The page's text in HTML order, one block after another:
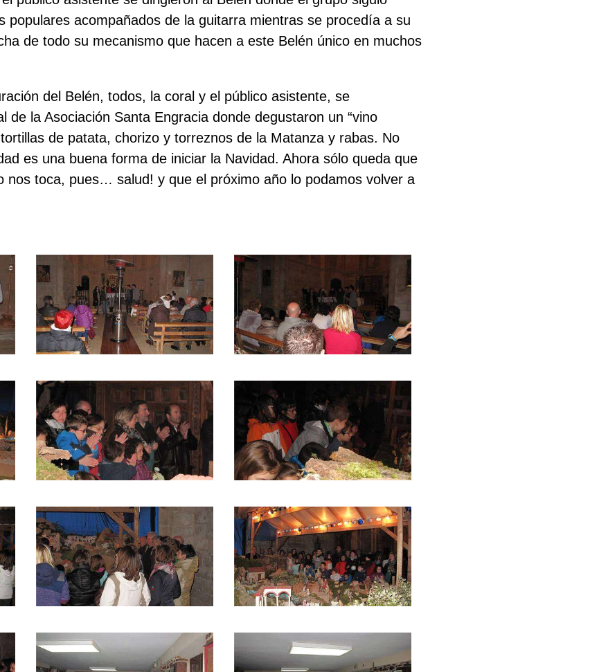
populares acompañados de la guitarra mientras se procedía a su
de todo su mecanismo que hacen a este Belén único en muchos
del Belén, todos, la coral y el público asistente, se
de la Asociación Santa Engracia donde degustaron un “vino
de patata, chorizo y torreznos de la Matanza y rabas. No
es una buena forma de iniciar la Navidad. Ahora sólo queda que
nos toca, pues… salud! y que el próximo año lo podamos volver a